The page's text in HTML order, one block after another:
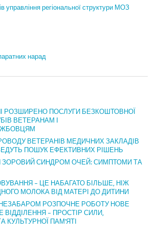
управління регіональної структури МОЗ
нарад
РОЗШИРЕНО ПОСЛУГИ БЕЗКОШТОВНОЇ
ВЕТЕРАНАМ І
ВЕТЕРАНІВ МЕДИЧНИХ ЗАКЛАДІВ
ПОШУК ЕФЕКТИВНИХ РІШЕНЬ
ЗОРОВИЙ СИНДРОМ ОЧЕЙ: СИМПТОМИ ТА
– ЦЕ НАБАГАТО БІЛЬШЕ, НІЖ
МОЛОКА ВІД МАТЕРІ ДО ДИТИНИ
РОЗПОЧНЕ РОБОТУ НОВЕ
ВІДДІЛЕННЯ – ПРОСТІР СИЛИ,
КУЛЬТУРНОЇ ПАМ’ЯТІ